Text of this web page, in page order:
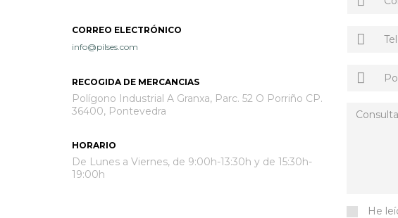
CORREO ELECTRÓNICO
info@pilses.com
RECOGIDA DE MERCANCIAS
Polígono Industrial A Granxa, Parc. 52 O Porriño CP.
36400, Pontevedra
HORARIO
De Lunes a Viernes, de 9:00h-13:30h y de 15:30h-
19:00h
He